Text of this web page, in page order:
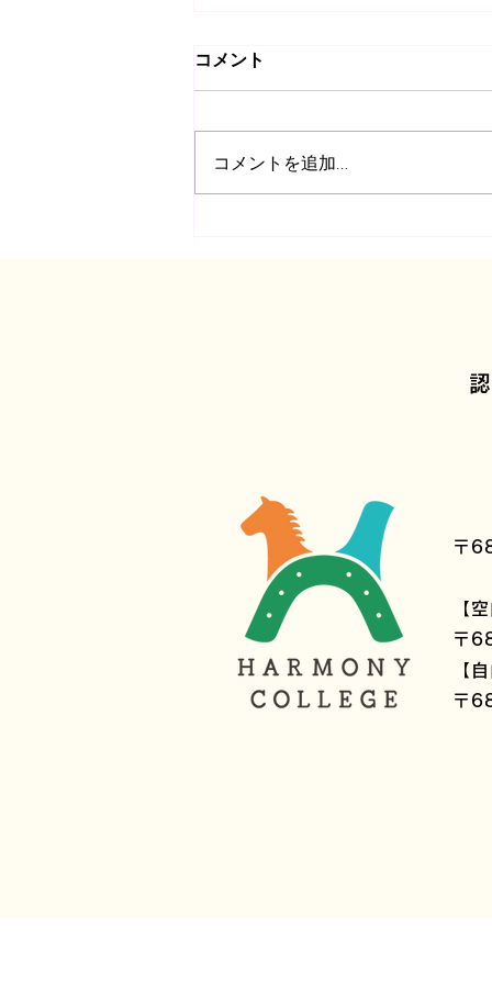
🌈馬アートフェスタ🌈
コメント
コメントを追加…
〒
【
〒
【
〒